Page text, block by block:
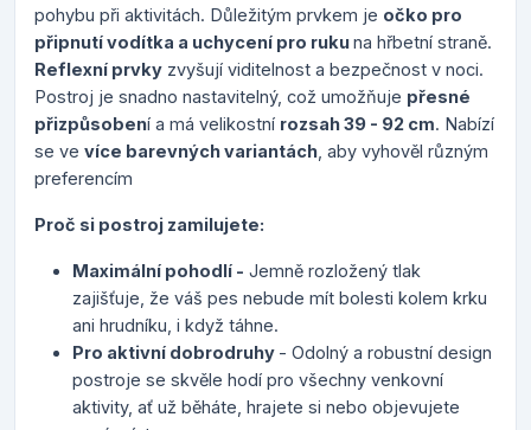
pohybu při aktivitách. Důležitým prvkem je očko pro
připnutí vodítka a uchycení pro rukuna hřbetní straně.
Reflexní prvky zvyšují viditelnost a bezpečnost v noci.
Postroj je snadno nastavitelný, což umožňuje přesné
přizpůsobení a má velikostní rozsah 39 - 92 cm. Nabízí
se ve více barevných variantách , aby vyhověl různým
preferencím
Proč si postroj zamilujete:
Maximální pohodlí - Jemně rozložený tlak
zajišťuje, že váš pes nebude mít bolesti kolem krku
ani hrudníku, i když táhne.
Pro aktivní dobrodruhy - Odolný a robustní design
postroje se skvěle hodí pro všechny venkovní
aktivity, ať už běháte, hrajete si nebo objevujete